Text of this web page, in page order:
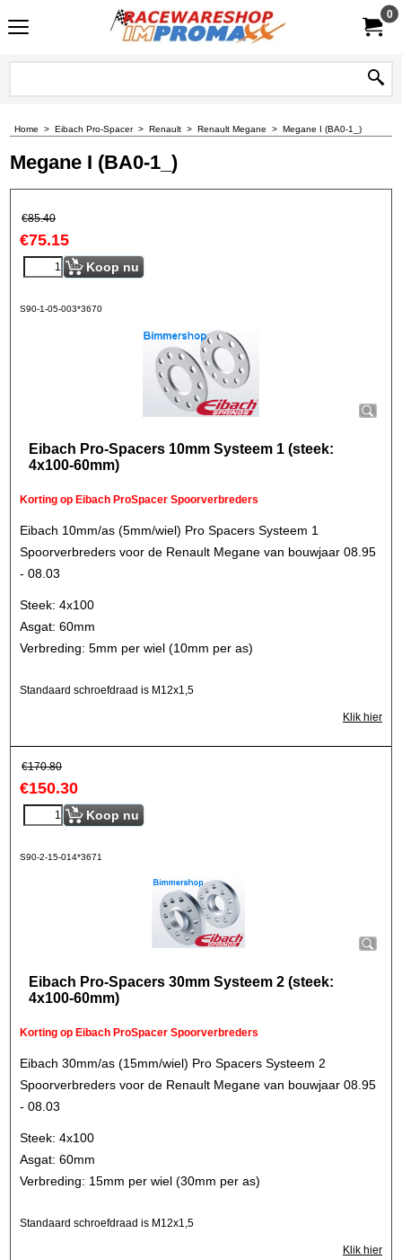
0
Home > Eibach Pro-Spacer> Renault > Renault Megane > Megane I (BA0-1_)
Megane I (BA0-1_)
€85.40
€75.15
Koop nu
S90-1-05-003*3670
Eibach Pro-Spacers 10mm Systeem 1 (steek:
4x100-60mm)
Korting op Eibach ProSpacer Spoorverbreders
Eibach 10mm/as (5mm/wiel) Pro Spacers Systeem 1
Spoorverbreders voor de Renault Megane van bouwjaar 08.95
- 08.03
Steek: 4x100
Asgat: 60mm
Verbreding: 5mm per wiel (10mm per as)
Standaard schroefdraad is M12x1,5
Klik hier
€170.80
€150.30
Koop nu
S90-2-15-014*3671
Eibach Pro-Spacers 30mm Systeem 2 (steek:
4x100-60mm)
Korting op Eibach ProSpacer Spoorverbreders
Eibach 30mm/as (15mm/wiel) Pro Spacers Systeem 2
Spoorverbreders voor de Renault Megane van bouwjaar 08.95
- 08.03
Steek: 4x100
Asgat: 60mm
Verbreding: 15mm per wiel (30mm per as)
Standaard schroefdraad is M12x1,5
Klik hier